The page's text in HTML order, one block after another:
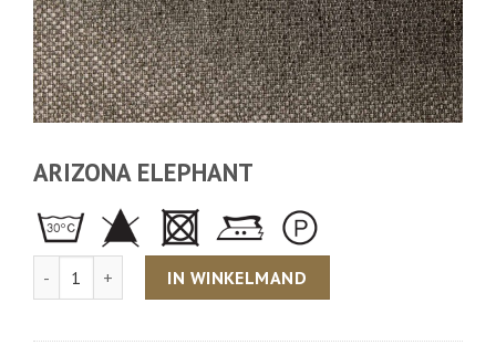
ARIZONA ELEPHANT
Aantal IN WINKELMAND